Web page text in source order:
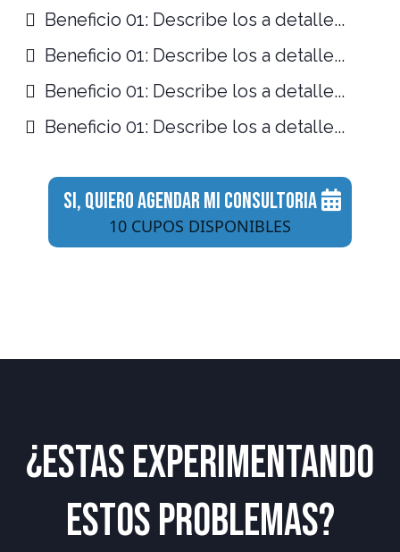
Beneficio 01: Describe los a detalle...
Beneficio 01: Describe los a detalle...
Beneficio 01: Describe los a detalle...
Beneficio 01: Describe los a detalle...
SI, QUIERO AGENDAR MI CONSULTORIA
10 CUPOS DISPONIBLES
¿ESTAS EXPERIMENTANDO
ESTOS PROBLEMAS?